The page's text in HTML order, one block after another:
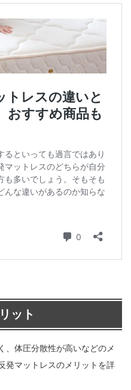
ット
、体圧分散性が高いなどのメ
発マットレスのメリットを詳